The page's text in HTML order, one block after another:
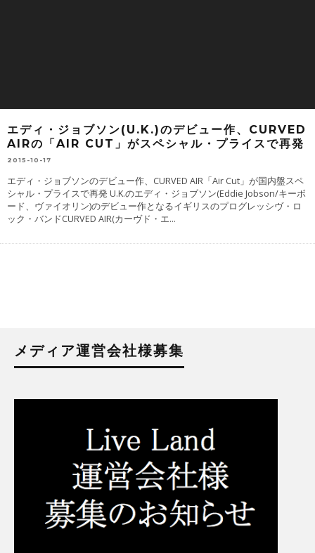
エディ・ジョブソン(U.K.)のデビュー作、CURVED
AIRの「AIR CUT」がスペシャル・プライスで再発
2015-10-17
エディ・ジョブソンのデビュー作、CURVED AIR「Air Cut」が国内盤スペ
シャル・プライスで再発 U.K.のエディ・ジョブソン(Eddie Jobson/キーボ
ード、ヴァイオリン)のデビュー作となるイギリスのプログレッシヴ・ロ
ック・バンドCURVED AIR(カーヴド・エ...
メディア運営会社様募集